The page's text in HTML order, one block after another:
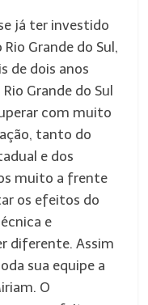
já ter investido
Grande do Sul,
de dois anos
Grande do Sul
com muito
tanto do
e dos
muito a frente
os efeitos do
e
diferente. Assim
sua equipe a
O